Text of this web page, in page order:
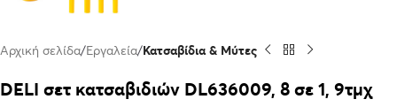
Αρχική σελίδα Εργαλεία Κατσαβίδια & Μύτες
DELI σετ κατσαβιδιών DL636009, 8 σε 1, 9τμχ